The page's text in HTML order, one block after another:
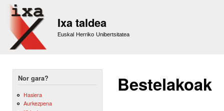
Ixa taldea
Euskal Herriko Unibertsitatea
Nor gara?
Hasiera
Aurkezpena
Bestelakoak